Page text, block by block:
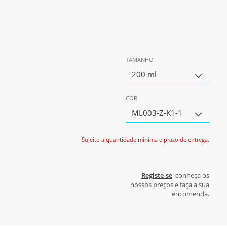
TAMANHO
200 ml
COR
ML003-Z-K1-1
Sujeito a quantidade mínima e prazo de entrega.
Registe-se, conheça os
nossos preços e faça a sua
encomenda.